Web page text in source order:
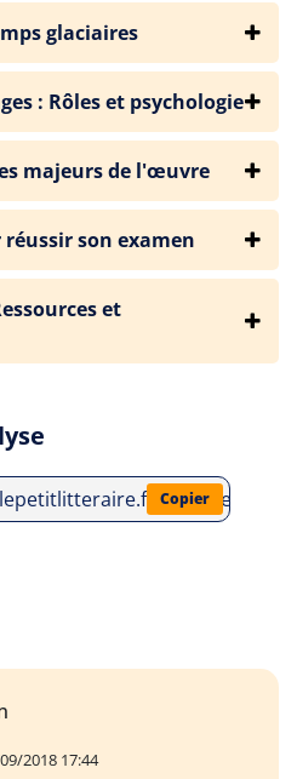
glaciaires
: Rôles et psychologie
majeurs de l'œuvre
son examen
et
analyses-
Copier
2018 17:44